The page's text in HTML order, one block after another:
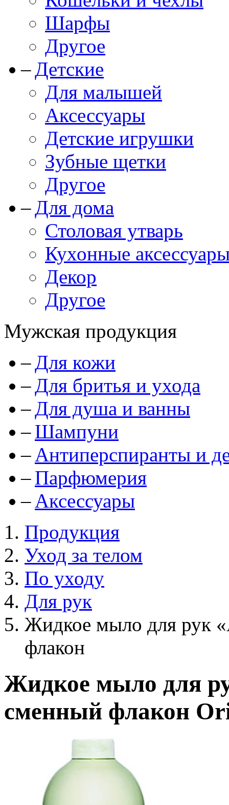
Шарфы
Другое
Детские
Для малышей
Аксессуары
Детские игрушки
Зубные щетки
Другое
Для дома
Столовая утварь
Кухонные
Декор
Другое
Мужская продукция
Для кожи
Для бритья и ухода
Для душа и ванны
Шампуни
Антиперспиранты и
Парфюмерия
Аксессуары
Продукция
Уход за телом
По уходу
Для рук
Жидкое мыло для рук
флакон
Жидкое мыло для
сменный флакон